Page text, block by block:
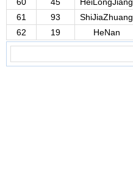
61
93 ShiJiaZhuang
62
19 HeNan